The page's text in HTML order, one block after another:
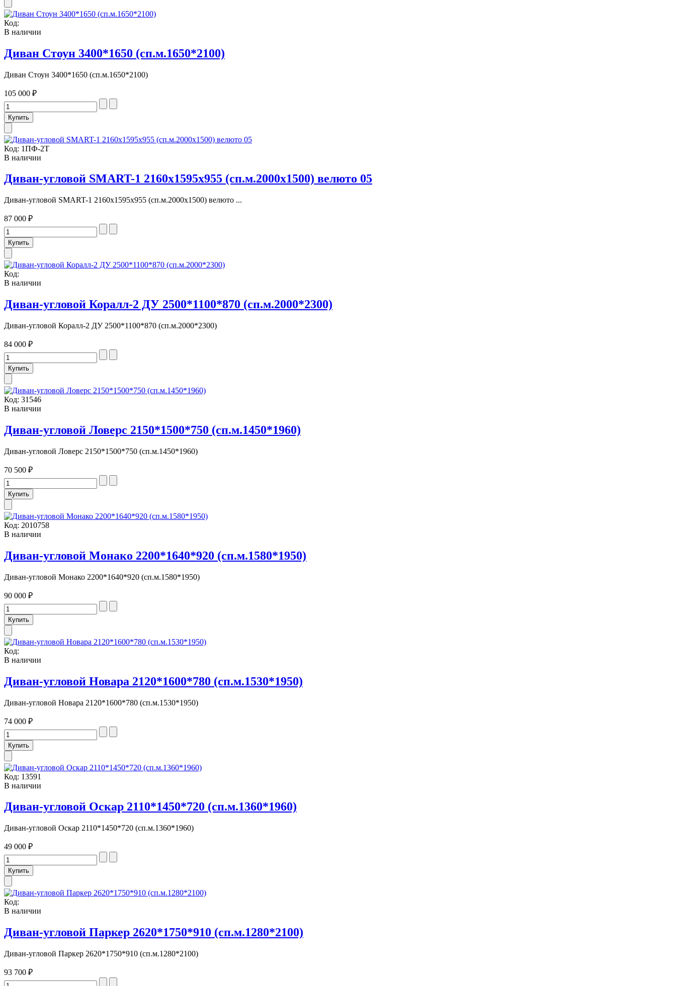
Код:
В наличии
Диван Стоун 3400*1650 (сп.м.1650*2100)
Диван Стоун 3400*1650 (сп.м.1650*2100)
105 000 ₽
Код: 1ПФ-2Т
В наличии
Диван-угловой SMART-1 2160x1595x955 (сп.м.2000х1500) велюто 05
Диван-угловой SMART-1 2160x1595x955 (сп.м.2000х1500) велюто ...
87 000 ₽
Код:
В наличии
Диван-угловой Коралл-2 ДУ 2500*1100*870 (сп.м.2000*2300)
Диван-угловой Коралл-2 ДУ 2500*1100*870 (сп.м.2000*2300)
84 000 ₽
Код: 31546
В наличии
Диван-угловой Ловерс 2150*1500*750 (сп.м.1450*1960)
Диван-угловой Ловерс 2150*1500*750 (сп.м.1450*1960)
70 500 ₽
Код: 2010758
В наличии
Диван-угловой Монако 2200*1640*920 (сп.м.1580*1950)
Диван-угловой Монако 2200*1640*920 (сп.м.1580*1950)
90 000 ₽
Код:
В наличии
Диван-угловой Новара 2120*1600*780 (сп.м.1530*1950)
Диван-угловой Новара 2120*1600*780 (сп.м.1530*1950)
74 000 ₽
Код: 13591
В наличии
Диван-угловой Оскар 2110*1450*720 (сп.м.1360*1960)
Диван-угловой Оскар 2110*1450*720 (сп.м.1360*1960)
49 000 ₽
Код:
В наличии
Диван-угловой Паркер 2620*1750*910 (сп.м.1280*2100)
Диван-угловой Паркер 2620*1750*910 (сп.м.1280*2100)
93 700 ₽